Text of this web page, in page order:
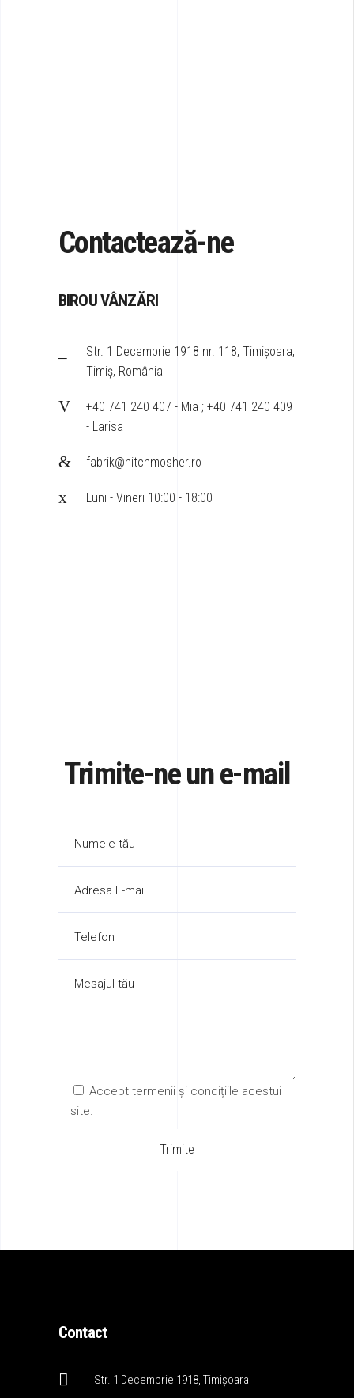
Contactează-ne
BIROU VÂNZĂRI
Str. 1 Decembrie 1918 nr. 118, Timișoara,
Timiș, România
+40 741 240 407 - Mia ; +40 741 240 409
- Larisa
fabrik@hitchmosher.ro
Luni - Vineri 10:00 - 18:00
Trimite-ne un e-mail
Accept termenii și condițiile acestui
site.
Contact
Str. 1 Decembrie 1918, Timișoara